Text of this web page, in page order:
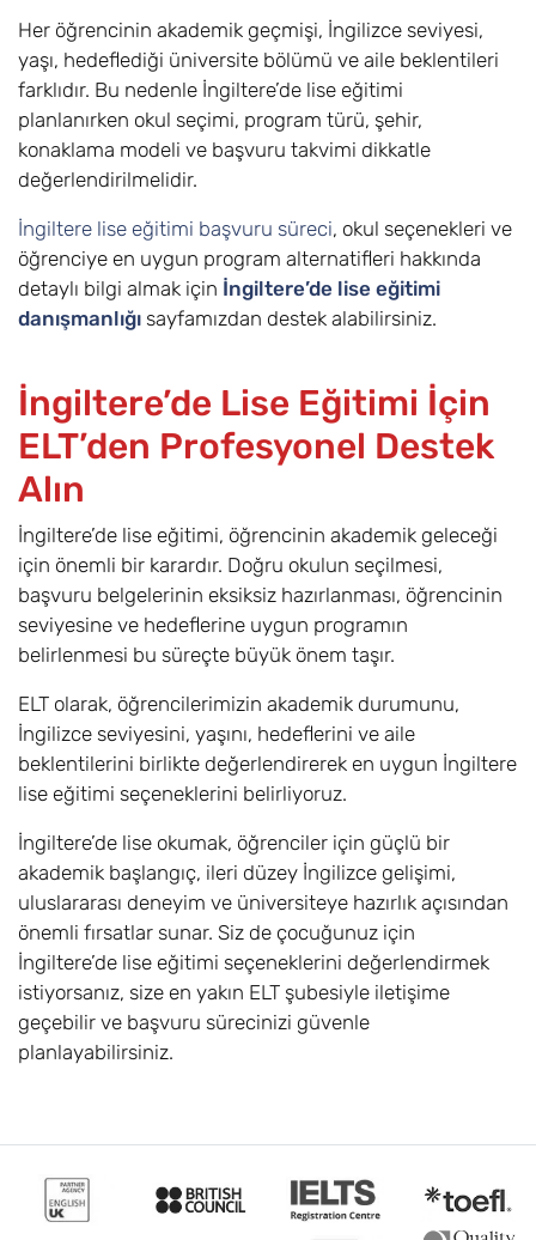
Her öğrencinin akademik geçmişi, İngilizce seviyesi,
yaşı, hedeflediği üniversite bölümü ve aile beklentileri
farklıdır. Bu nedenle İngiltere’de lise eğitimi
planlanırken okul seçimi, program türü, şehir,
konaklama modeli ve başvuru takvimi dikkatle
değerlendirilmelidir.
İngiltere lise eğitimi başvuru süreci, okul seçenekleri ve
öğrenciye en uygun program alternatifleri hakkında
detaylı bilgi almak için İngiltere’de lise eğitimi
danışmanlığı sayfamızdan destek alabilirsiniz.
İngiltere’de Lise Eğitimi İçin
ELT’den Profesyonel Destek
Alın
İngiltere’de lise eğitimi, öğrencinin akademik geleceği
için önemli bir karardır. Doğru okulun seçilmesi,
başvuru belgelerinin eksiksiz hazırlanması, öğrencinin
seviyesine ve hedeflerine uygun programın
belirlenmesi bu süreçte büyük önem taşır.
ELT olarak, öğrencilerimizin akademik durumunu,
İngilizce seviyesini, yaşını, hedeflerini ve aile
beklentilerini birlikte değerlendirerek en uygun İngiltere
lise eğitimi seçeneklerini belirliyoruz.
İngiltere’de lise okumak, öğrenciler için güçlü bir
akademik başlangıç, ileri düzey İngilizce gelişimi,
uluslararası deneyim ve üniversiteye hazırlık açısından
önemli fırsatlar sunar. Siz de çocuğunuz için
İngiltere’de lise eğitimi seçeneklerini değerlendirmek
istiyorsanız, size en yakın ELT şubesiyle iletişime
geçebilir ve başvuru sürecinizi güvenle
planlayabilirsiniz.